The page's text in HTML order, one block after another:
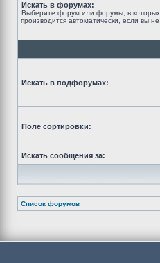
Искать в форумах:
Выберите форум или форумы, в которых
производится автоматически, если вы
Искать в подфорумах:
Поле сортировки:
Искать сообщения за:
Список форумов